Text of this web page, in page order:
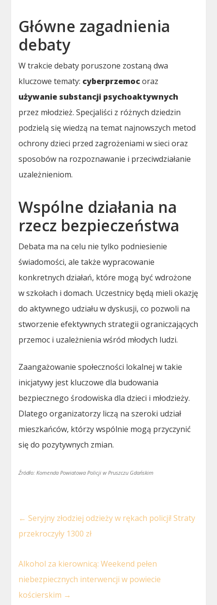
Główne zagadnienia
debaty
W trakcie debaty poruszone zostaną dwa
kluczowe tematy: cyberprzemocoraz
używanie substancji psychoaktywnych
przez młodzież. Specjaliści z różnych dziedzin
podzielą się wiedzą na temat najnowszych metod
ochrony dzieci przed zagrożeniami w sieci oraz
sposobów na rozpoznawanie i przeciwdziałanie
uzależnieniom.
Wspólne działania na
rzecz bezpieczeństwa
Debata ma na celu nie tylko podniesienie
świadomości, ale także wypracowanie
konkretnych działań, które mogą być wdrożone
w szkołach i domach. Uczestnicy będą mieli okazję
do aktywnego udziału w dyskusji, co pozwoli na
stworzenie efektywnych strategii ograniczających
przemoc i uzależnienia wśród młodych ludzi.
Zaangażowanie społeczności lokalnej w takie
inicjatywy jest kluczowe dla budowania
bezpiecznego środowiska dla dzieci i młodzieży.
Dlatego organizatorzy liczą na szeroki udział
mieszkańców, którzy wspólnie mogą przyczynić
się do pozytywnych zmian.
Źródło: Komenda Powiatowa Policji w Pruszczu Gdańskim
← Seryjny złodziej odzieży w rękach policji! Straty
przekroczyły 1300 zł
Alkohol za kierownicą: Weekend pełen
niebezpiecznych interwencji w powiecie
kościerskim →